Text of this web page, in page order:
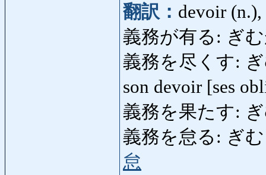
翻訳： devoir
義務が有る: ぎ
義務を尽くす:
son devoir [ses
義務を果たす:
義務を怠る: ぎむ
怠